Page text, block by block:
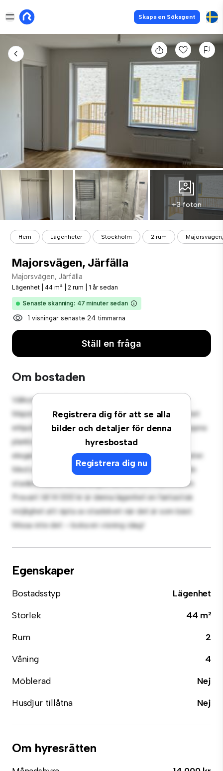
Skapa en Sökagent
+3 foton
Hem Lägenheter Stockholm 2 rum
Majorsvägen, Järfälla
Majorsvägen, Järfälla
Lägenhet 44 m² 2 rum 1 år sedan
Senaste skanning: 47 minuter sedan
1 visningar senaste 24 timmarna
Ställ en fråga
Om bostaden
Registrera dig för att se alla
bilder och detaljer för denna
hyresbostad
Registrera dig nu
Välkommen till ditt nya urbana tillflyktsort på
Majorsvägen, Järfälla! Denna moderna 2-rumslägenhet
erbjuder ett elegant och mysigt vardagsrum. Den öppna
planlösningen är perfekt för underhållning, och det
eleganta köket är utrustat med förstklassiga apparater.
Med sitt utmärkta läge ligger du bara några steg från
stadens bästa restauranger, butiker och nöjesställen.
Prisvärt till 14 000 kr är denna lägenhet en fantastisk
möjlighet att njuta av stadslivet när det är som bäst.
Missa inte det – boka en visning idag!
Egenskaper
Bostadsstyp
Lägenhet
Storlek
44 m²
Rum
2
Våning
4
Möblerad
Nej
Husdjur tillåtna
Nej
Om hyresrätten